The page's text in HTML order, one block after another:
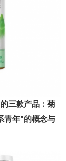
三款产品：菊
青年”的概念与